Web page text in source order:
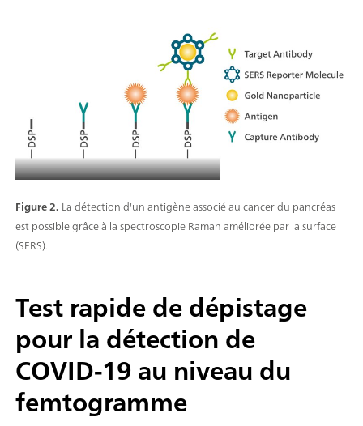
Figure 2. La détection d'un antigène associé au cancer du pancréas
est possible grâce à la spectroscopie Raman améliorée par la surface
(SERS).
Test rapide de dépistage
pour la détection de
COVID-19 au niveau du
femtogramme